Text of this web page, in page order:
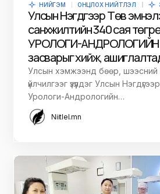
НИЙГЭМ ОНЦЛОХ НИЙТЛЭЛ
Улсын Нэгдүгээр Төв
санхүүжилтийн 340 сая
УРОЛОГИ-АНДРОЛОГИЙН
засварыг хийж,
Улсын хэмжээнд бөөр, шээсний
үйлчилгээг үзүүлдэг Улсын
Урологи-Андрологийн…
Niitlel.mn